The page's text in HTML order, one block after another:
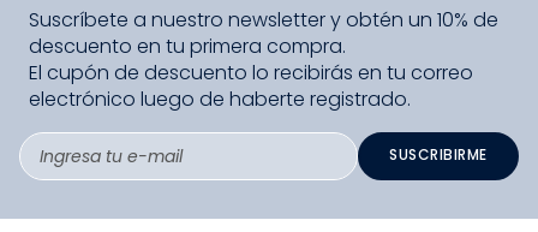
Suscríbete a nuestro newsletter y obtén un 10% de
descuento en tu primera compra.
El cupón de descuento lo recibirás en tu correo
electrónico luego de haberte registrado.
SUSCRIBIRME